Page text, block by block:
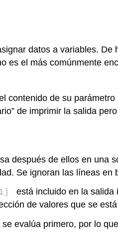
datos a variables.
es el más comúnmente
contenido de su
de imprimir la salida
después de ellos en una
Se ignoran las líneas
está incluido en la salida
de valores que se
evalúa primero, por lo